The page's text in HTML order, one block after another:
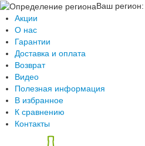
Ваш регион:
Акции
О нас
Гарантии
Доставка и оплата
Возврат
Видео
Полезная информация
В избранное
К сравнению
Контакты